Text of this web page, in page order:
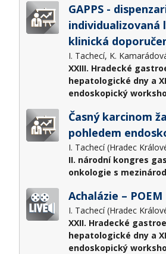
GAPPS -
individualizovaná
klinická
I. Tachecí, K.
XXIII. Hradecké
hepatologické dny a
endoskopický
Časný karcinom
pohledem
I. Tachecí (Hradec
II. národní kongres
onkologie s
Achalázie – POEM
I. Tachecí (Hradec
XXII. Hradecké
hepatologické dny a
endoskopický